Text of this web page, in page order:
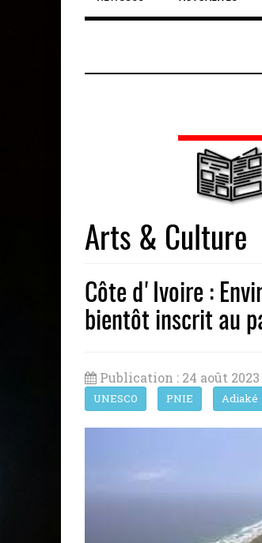
Arts & Culture
Côte d'Ivoire :
bientôt inscrit au
Publication : 24 août 2023
UNESCO PNIE Adiaké